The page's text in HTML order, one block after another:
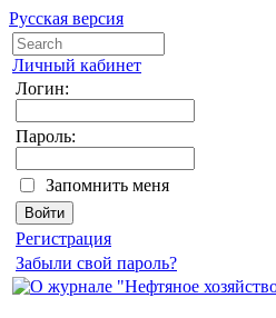
Русская версия
Личный кабинет
Логин:
Пароль:
Запомнить меня
Регистрация
Забыли свой пароль?